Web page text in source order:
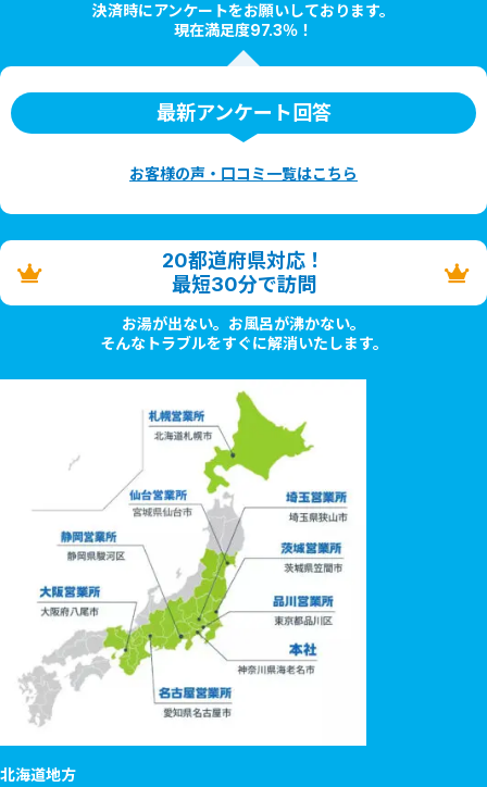
決済時にアンケートをお願いしております。
現在満足度97.3％！
最新アンケート回答
お客様の声・口コミ一覧はこちら
20都道府県対応！
最短30分で訪問
お湯が出ない。お風呂が沸かない。
そんなトラブルをすぐに解消いたします。
北海道地方